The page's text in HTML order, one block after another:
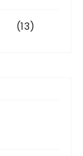
(13)